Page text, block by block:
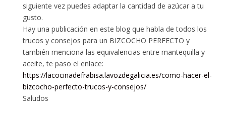
siguiente vez puedes adaptar la cantidad de azúcar a tu
gusto.
Hay una publicación en este blog que habla de todos los
trucos y consejos para un BIZCOCHO PERFECTO y
también menciona las equivalencias entre mantequilla y
aceite, te paso el enlace:
https://lacocinadefrabisa.lavozdegalicia.es/como-hacer-el-
bizcocho-perfecto-trucos-y-consejos/
Saludos